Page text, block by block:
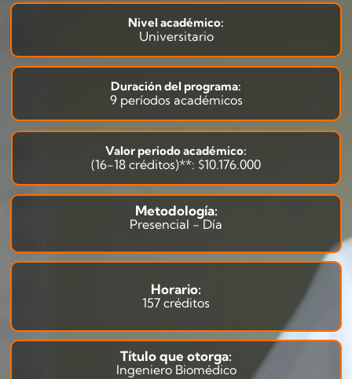
Nivel académico:
Universitario
Duración del programa:
9 períodos académicos
Valor periodo académico:
(16-18 créditos)**: $10.176.000
Metodología:
Presencial - Día
Horario:
157 créditos
Título que otorga:
Ingeniero Biomédico